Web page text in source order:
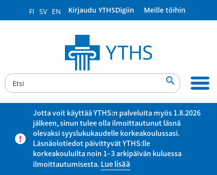
FI SV EN Kirjaudu YTHSDigiin Meille töihin

Jotta voit käyttää YTHS:n palveluita myös 1.8.2026
jälkeen, sinun tulee olla ilmoittautunut läsnä
olevaksi syyslukukaudelle korkeakoulussasi.
Läsnäolotiedot päivittyvät YTHS:lle
korkeakouluilta noin 1–3 arkipäivän kuluessa
ilmoittautumisesta.Lue lisää